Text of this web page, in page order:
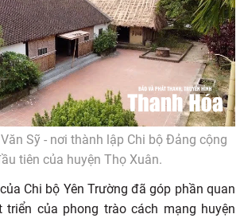
Sỹ - nơi thành lập Chi bộ Đảng cộng
tiên của huyện Thọ Xuân.
Chi bộ Yên Trường đã góp phần quan
của phong trào cách mạng huyện